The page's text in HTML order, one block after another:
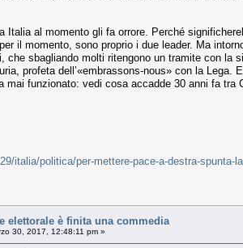
Italia al momento gli fa orrore. Perché
il momento, sono proprio i due leader. Ma
che sbagliando molti ritengono un tramite con
profeta dell’«embrassons-nous» con la
mai funzionato: vedi cosa accadde 30 anni fa
italia/politica/per-mettere-pace-a-destra-
elettorale è finita una commedia
30, 2017, 12:48:11 pm »